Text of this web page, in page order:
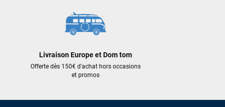
Livraison Europe et Dom tom
Offerte dès 150€ d'achat hors occasions
et promos